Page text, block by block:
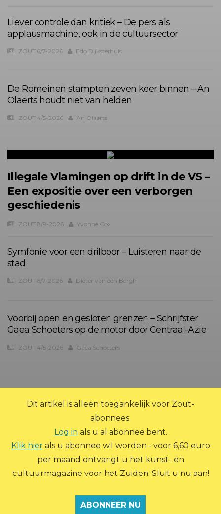
Dit artikel is alleen toegankelijk voor Zout-
abonnees.
Log in als u al abonnee bent.
Klik hierals u abonnee wil worden - voor 6,60 euro
per maand ontvangt u het kunst- en
cultuurmagazine voor het Zuiden. Sluit u nu aan!
ABONNEER NU
Liever controle dan kritiek – De pers als
applausmachine, ook in de cultuursector
ZOUT 6/7-2026 Edo Dijksterhuis
De Romeinen stampten zeven keer binnen – An
Olaerts houdt niet van helden
ZOUT 4/5-2026 An Olaerts
Illegale Vlamingen op drift in de VS –
Een expositie over een verborgen
geschiedenis
ZOUT 8/9-2026 Yvonne Cox
Symfonie voor een drilboor – Luisteren naar de
stad
ZOUT 6/7-2026 Dieter van den Bergh
Voorbij open en gesloten grenzen – Schrijfster
Gaea Schoeters op de motor door Centraal-Azië
ZOUT 4/5-2026 Gaea Schoeters
© 2026 Zout Magazine. Alle rechten voorbehouden.
PRIVACY STATEMENT